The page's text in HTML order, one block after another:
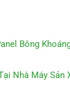
Bông
Nhà Máy Sản